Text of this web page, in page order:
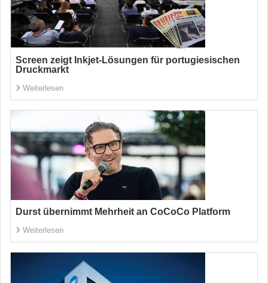
Screen zeigt Inkjet-Lösungen für portugiesischen
Druckmarkt
Weiterlesen
Durst übernimmt Mehrheit an CoCoCo Platform
Weiterlesen